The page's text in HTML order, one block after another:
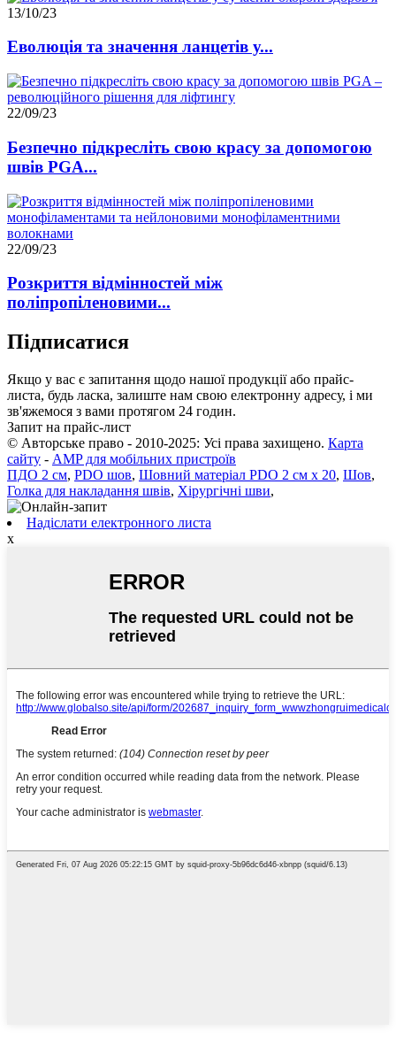
13/10/23
Еволюція та значення ланцетів у...
22/09/23
Безпечно підкресліть свою красу за допомогою
швів PGA...
22/09/23
Розкриття відмінностей між
поліпропіленовими...
Підписатися
Якщо у вас є запитання щодо нашої продукції або прайс-
листа, будь ласка, залиште нам свою електронну адресу, і ми
зв'яжемося з вами протягом 24 годин.
Запит на прайс-лист
© Авторське право - 2010-2025: Усі права захищено. Карта
сайту - AMP для мобільних пристроїв
ПДО 2 см, PDO шов, Шовний матеріал PDO 2 см x 20, Шов,
Голка для накладання швів, Хірургічні шви,
Надіслати електронного листа
x